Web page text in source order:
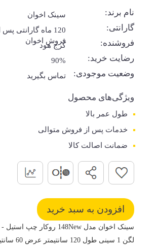
نام برند: سینک اخوان
گارانتی:
120 ماه گارانتی پس
فروش اخوان
فروشنده: کرج هود
رضایت خرید: 90%
وضعیت موجودی: تماس بگیرید
ویژگی‌های محصول
طول عمر بالا
خدمات پس از فروش متوالی
ضمانت اصالت کالا
لگن 1 سینی طول 120 سانتیمتر عرض 60 سانتیمتر